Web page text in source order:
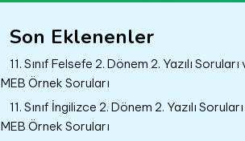
Son Eklenenler
11. Sınıf Felsefe 2. Dönem 2. Yazılı
MEB Örnek Soruları
11. Sınıf İngilizce 2. Dönem 2. Yazılı
MEB Örnek Soruları